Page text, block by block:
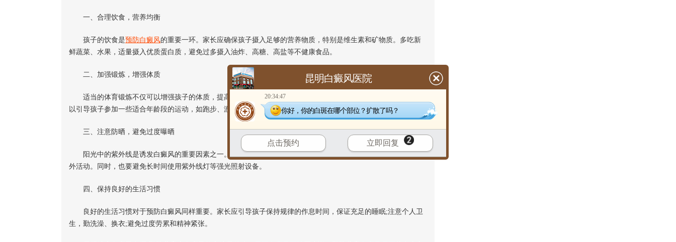
一、合理饮食，营养均衡
孩子的饮食是预防白癜风的重要一环。家长应确保孩子摄入足够的营养物质，特别是维生素和矿物质。多吃新
鲜蔬菜、水果，适量摄入优质蛋白质，避免过多摄入油炸、高糖、高盐等不健康食品。
二、加强锻炼，增强体质
适当的体育锻炼不仅可以增强孩子的体质，提高免疫力，还有助于促进新陈代谢，预防白癜风的发生。家长可
以引导孩子参加一些适合年龄段的运动，如跑步、游泳、篮球等。
三、注意防晒，避免过度曝晒
阳光中的紫外线是诱发白癜风的重要因素之一。因此，家长要教育孩子注意防晒，尽量避免在中午时分进行户
外活动。同时，也要避免长时间使用紫外线灯等强光照射设备。
四、保持良好的生活习惯
良好的生活习惯对于预防白癜风同样重要。家长应引导孩子保持规律的作息时间，保证充足的睡眠;注意个人卫
生，勤洗澡、换衣;避免过度劳累和精神紧张。
昆明白癜风医院
20:34:47
你好，你的白斑在哪个部位？扩散了吗？
点击预约 立即回复